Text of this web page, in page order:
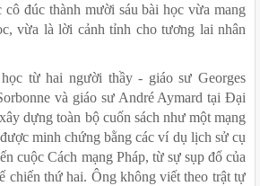
đúc thành mười sáu bài học vừa mang
vừa là lời cảnh tỉnh cho tương lai nhân
từ hai người thầy - giáo sư Georges
và giáo sư André Aymard tại Đại
dựng toàn bộ cuốn sách như một mạng
minh chứng bằng các ví dụ lịch sử cụ
cuộc Cách mạng Pháp, từ sự sụp đổ của
chiến thứ hai. Ông không viết theo trật tự